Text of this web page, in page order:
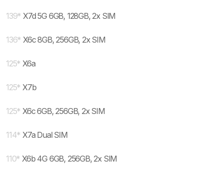
139* X7d 5G 6GB, 128GB, 2x SIM
136* X6c 8GB, 256GB, 2x SIM
125* X6a
125* X7b
125* X6c 6GB, 256GB, 2x SIM
114* X7a Dual SIM
110* X6b 4G 6GB, 256GB, 2x SIM